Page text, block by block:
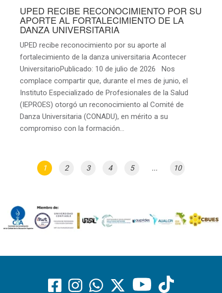
UPED RECIBE RECONOCIMIENTO POR SU
APORTE AL FORTALECIMIENTO DE LA
DANZA UNIVERSITARIA
UPED recibe reconocimiento por su aporte al
fortalecimiento de la danza universitaria Acontecer
UniversitarioPublicado: 10 de julio de 2026 Nos
complace compartir que, durante el mes de junio, el
Instituto Especializado de Profesionales de la Salud
(IEPROES) otorgó un reconocimiento al Comité de
Danza Universitaria (CONADU), en mérito a su
compromiso con la formación…
1 2 3 4 5 ... 10